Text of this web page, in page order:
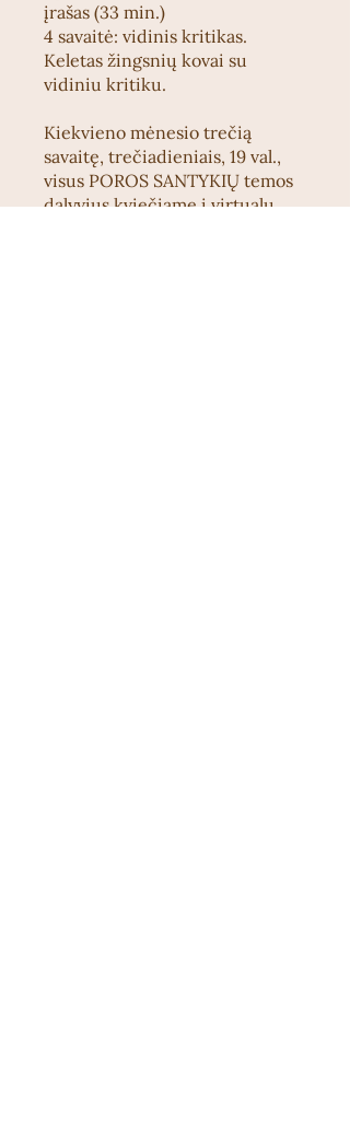
įrašas (33 min.)
4 savaitė: vidinis kritikas.
Keletas žingsnių kovai su
vidiniu kritiku.
Kiekvieno mėnesio trečią
savaitę, trečiadieniais, 19 val.,
visus POROS SANTYKIŲ temos
dalyvius kviečiame į virtualų